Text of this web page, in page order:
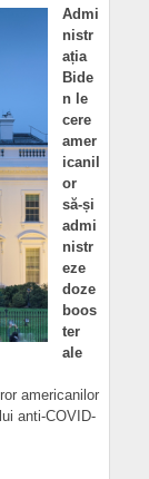
Admi
nistr
ația
Bide
n le
cere
amer
icanil
or
să-și
admi
nistr
eze
doze
boos
ter
ale
americanilor
anti-COVID-